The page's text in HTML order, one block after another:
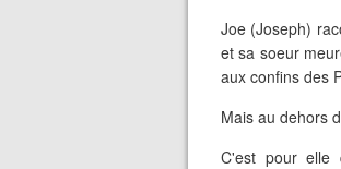
Joe (Joseph)
et sa soeur
aux confins des
Mais au dehors
C'est pour elle